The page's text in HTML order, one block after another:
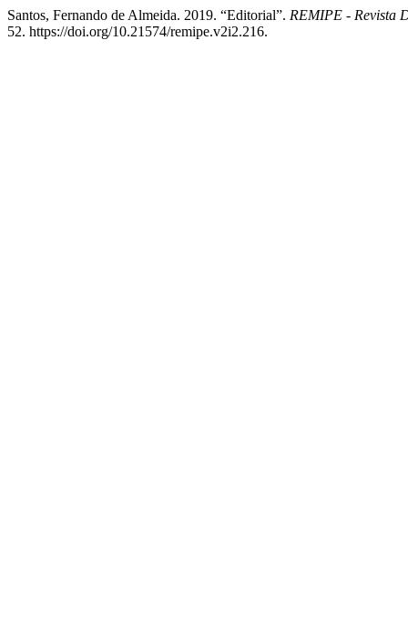
Santos, Fernando de Almeida. 2019. “Editorial”. REMIPE - Revista
52. https://doi.org/10.21574/remipe.v2i2.216.